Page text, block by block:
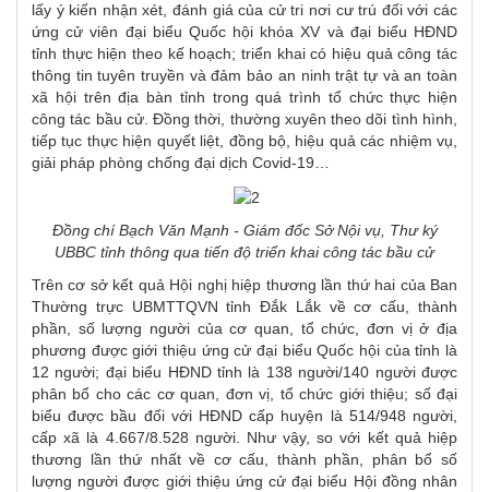
lấy ý kiến nhận xét, đánh giá của cử tri nơi cư trú đối với các
ứng cử viên đại biểu Quốc hội khóa XV và đại biểu HĐND
tỉnh thực hiện theo kế hoạch; triển khai có hiệu quả công tác
thông tin tuyên truyền và đảm bảo an ninh trật tự và an toàn
xã hội trên địa bàn tỉnh trong quá trình tổ chức thực hiện
công tác bầu cử. Đồng thời, thường xuyên theo dõi tình hình,
tiếp tục thực hiện quyết liệt, đồng bộ, hiệu quả các nhiệm vụ,
giải pháp phòng chống đại dịch Covid-19…
Đồng chíBạch Văn Mạnh - Giám đốc Sở Nội vụ, Thư ký
UBBC tỉnh thông qua tiến độ triển khai công tác bầu cử
Trên cơ sở kết quả Hội nghị hiệp thương lần thứ hai của Ban
Thường trực UBMTTQVN tỉnh Đắk Lắk về cơ cấu, thành
phần, số lượng người của cơ quan, tổ chức, đơn vị ở địa
phương được giới thiệu ứng cử đại biểu Quốc hội của tỉnh là
12 người; đại biểu HĐND tỉnh là 138 người/140 người được
phân bổ cho các cơ quan, đơn vị, tổ chức giới thiệu; số đại
biểu được bầu đối với HĐND cấp huyện là 514/948 người,
cấp xã là 4.667/8.528 người. Như vậy, so với kết quả hiệp
thương lần thứ nhất về cơ cấu, thành phần, phân bổ số
lượng người được giới thiệu ứng cử đại biểu Hội đồng nhân